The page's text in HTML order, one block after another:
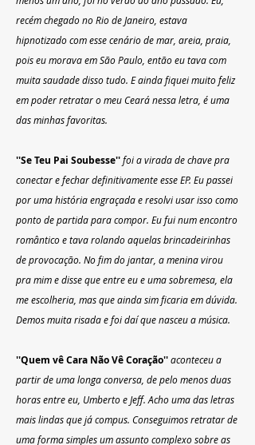
recém chegado no Rio de Janeiro, estava
hipnotizado com esse cenário de mar, areia, praia,
pois eu morava em São Paulo, então eu tava com
muita saudade disso tudo. E ainda fiquei muito feliz
em poder retratar o meu Ceará nessa letra, é uma
das minhas favoritas.
''Se Teu Pai Soubesse''foi a virada de chave pra
conectar e fechar definitivamente esse EP. Eu passei
por uma história engraçada e resolvi usar isso como
ponto de partida para compor. Eu fui num encontro
romântico e tava rolando aquelas brincadeirinhas
de provocação. No fim do jantar, a menina virou
pra mim e disse que entre eu e uma sobremesa, ela
me escolheria, mas que ainda sim ficaria em dúvida.
Demos muita risada e foi daí que nasceu a música.
''Quem vê Cara Não Vê Coração''aconteceu a
partirde uma longa conversa, de pelo menos duas
horas entre eu, Umberto e Jeff. Acho uma das letras
mais lindas que já compus. Conseguimos retratar de
uma forma simples um assunto complexo sobre as